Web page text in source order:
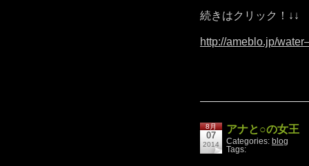
続きはクリック！↓↓
http://ameblo.jp/
8月
07
2014
アナと○の女王
Categories: blog
Tags: